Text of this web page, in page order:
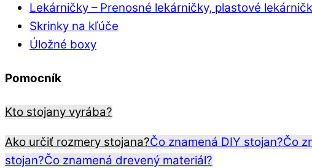
Lekárničky – Prenosné lekárničky, plastové
Skrinky na kľúče
Úložné boxy
Pomocník
Kto stojany vyrába?
Ako určiť rozmery stojana?Čo znamená DIY stojan?Čo
stojan?Čo znamená drevený materiál?